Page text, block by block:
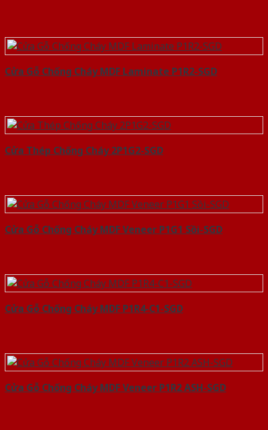
Cửa Gỗ Chống Cháy MDF Laminate P1R2-SGD
Cửa Thép Chống Cháy 2P1G2-SGD
Cửa Gỗ Chống Cháy MDF Veneer P1G1 Sồi-SGD
Cửa Gỗ Chống Cháy MDF P1R4-C1-SGD
Cửa Gỗ Chống Cháy MDF Veneer P1R2 ASH-SGD